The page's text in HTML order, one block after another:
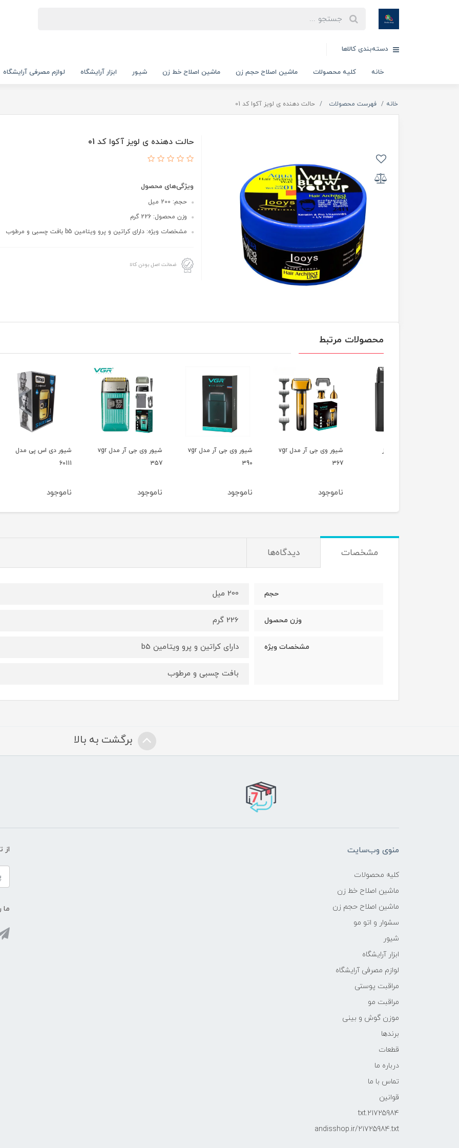
دسته‌بندی کالاها
خانه کلیه محصولات ماشین اصلاح حجم زن ماشین اصلاح خط زن شیور ابزار آرایشگاه لوازم مصرفی آرایشگاه
خانه فهرست محصولات حالت دهنده ی لویز آکوا کد 01
حالت دهنده ی لویز آکوا کد 01
ویژگی‌های محصول
حجم: 200 میل
وزن محصول: 226 گرم
مشخصات ویژه: دارای کراتین و پرو ویتامین b5 بافت چسبی و مرطوب
ضمانت اصل بودن کالا
محصولات مرتبط
شیور وی جی آر مدل vgr
شیور وی جی آر مدل vgr
شیور وی جی آر مدل vgr
شیور دی اس پی مدل
مشخصات دیدگاه‌ها
حجم 200 میل
وزن محصول 226 گرم
مشخصات ویژه دارای کراتین و پرو ویتامین b5
بافت چسبی و مرطوب
برگشت به بالا
منوی وب‌سایت
کلیه محصولات
ماشین اصلاح خط زن
ماشین اصلاح حجم زن
سشوار و اتو مو
شیور
ابزار آرایشگاه
لوازم مصرفی آرایشگاه
مراقبت پوستی
مراقبت مو
موزن گوش و بینی
برندها
قطعات
درباره ما
تماس با ما
قوانین
21725984.txt
andisshop.ir/21725984.txt
از
ما